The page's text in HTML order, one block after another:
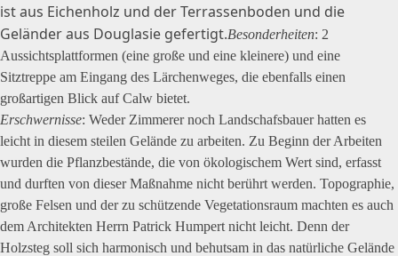
ist aus Eichenholz und der Terrassenboden und die
Geländer aus Douglasie gefertigt.Besonderheiten: 2
Aussichtsplattformen (eine große und eine kleinere) und eine
Sitztreppe am Eingang des Lärchenweges, die ebenfalls einen
großartigen Blick auf Calw bietet.
Erschwernisse: Weder Zimmerer noch Landschafsbauer hatten es
leicht in diesem steilen Gelände zu arbeiten. Zu Beginn der Arbeiten
wurden die Pflanzbestände, die von ökologischem Wert sind, erfasst
und durften von dieser Maßnahme nicht berührt werden. Topographie,
große Felsen und der zu schützende Vegetationsraum machten es auch
dem Architekten Herrn Patrick Humpert nicht leicht. Denn der
Holzsteg soll sich harmonisch und behutsam in das natürliche Gelände